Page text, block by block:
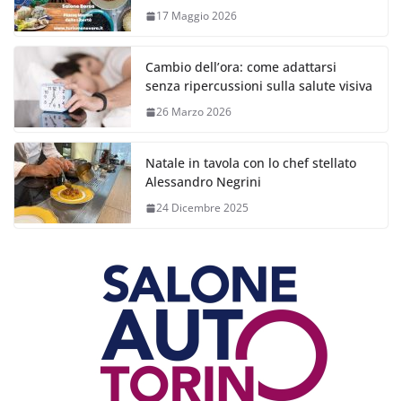
17 Maggio 2026
Cambio dell’ora: come adattarsi
senza ripercussioni sulla salute visiva
26 Marzo 2026
Natale in tavola con lo chef stellato
Alessandro Negrini
24 Dicembre 2025